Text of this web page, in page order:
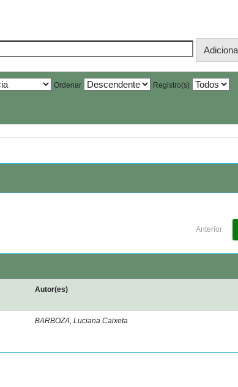
Ordenar Registro(s)
Anterior
Autor(es)
BARBOZA, Luciana Caixeta